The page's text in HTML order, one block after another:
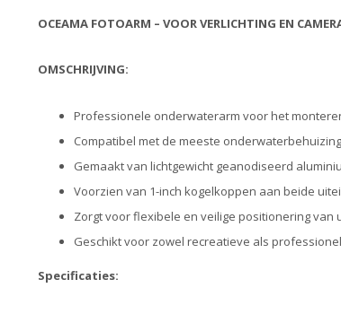
OCEAMA FOTOARM – VOOR VERLICHTING EN
OMSCHRIJVING:
Professionele onderwaterarm voor het
Compatibel met de meeste
Gemaakt van lichtgewicht geanodiseerd
Voorzien van 1-inch kogelkoppen aan beide
Zorgt voor flexibele en veilige positionering van
Geschikt voor zowel recreatieve als
Specificaties: